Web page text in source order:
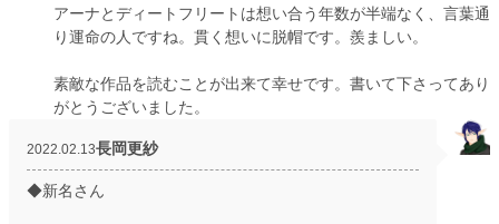
アーナとディートフリートは想い合う年数が半端なく、言葉通
り運命の人ですね。貫く想いに脱帽です。羨ましい。
素敵な作品を読むことが出来て幸せです。書いて下さってあり
がとうございました。
2022.02.13長岡更紗
◆新名さん